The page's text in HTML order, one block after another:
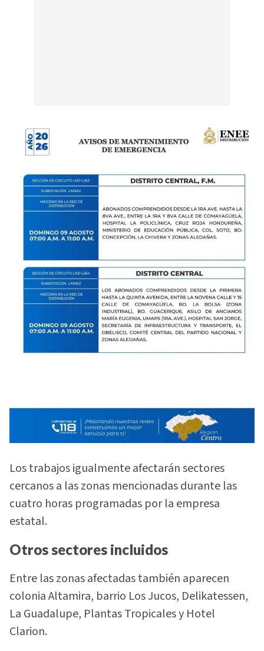
Los trabajos igualmente afectarán sectores
cercanos a las zonas mencionadas durante las
cuatro horas programadas por la empresa
estatal.
Otros sectores incluidos
Entre las zonas afectadas también aparecen
colonia Altamira, barrio Los Jucos, Delikatessen,
La Guadalupe, Plantas Tropicales y Hotel
Clarion.